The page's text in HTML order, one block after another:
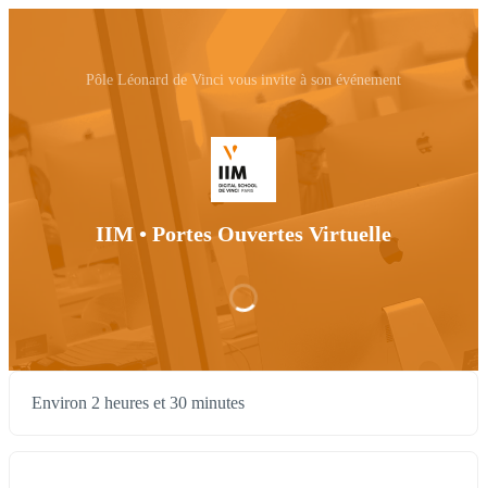
Pôle Léonard de Vinci vous invite à son événement
IIM • Portes Ouvertes Virtuelle
Environ 2 heures et 30 minutes